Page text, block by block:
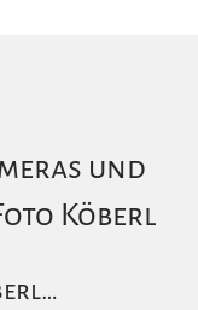
und
Köberl